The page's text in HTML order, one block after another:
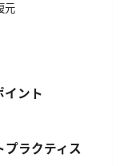
元
イント
プラクティス